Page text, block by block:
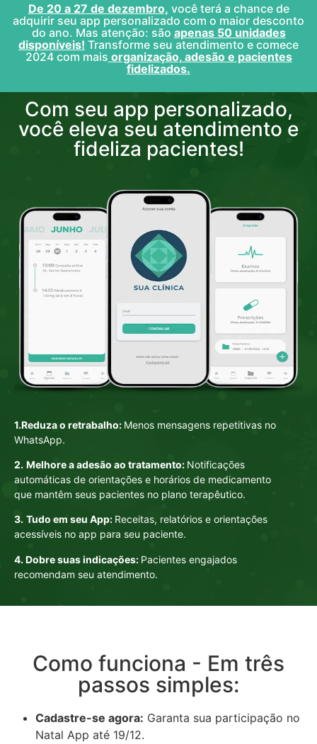
De 20 a 27 de dezembro, você terá a chance de
adquirir seu app personalizado com o maior desconto
do ano. Mas atenção: são apenas 50 unidades
disponíveis! Transforme seu atendimento e comece
2024 com mais organização, adesão e pacientes
fidelizados.
Com seu app personalizado,
você eleva seu atendimento e
fideliza pacientes!
1.Reduza o retrabalho: Menos mensagens repetitivas no
WhatsApp.
2. Melhore a adesão ao tratamento: Notificações
automáticas de orientações e horários de medicamento
que mantêm seus pacientes no plano terapêutico.
3. Tudo em seu App: Receitas, relatórios e orientações
acessíveis no app para seu paciente.
4. Dobre suas indicações: Pacientes engajados
recomendam seu atendimento.
Como funciona - Em três
passos simples:
Cadastre-se agora: Garanta sua participação no
Natal App até 19/12.